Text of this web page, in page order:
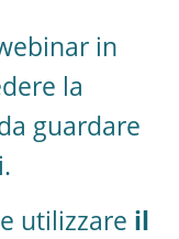
in
la
guardare
utilizzare il